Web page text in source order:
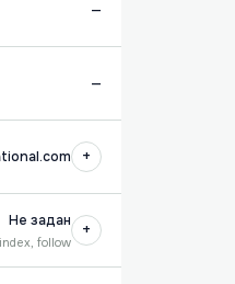
—
—
+
Не задан
follow
+